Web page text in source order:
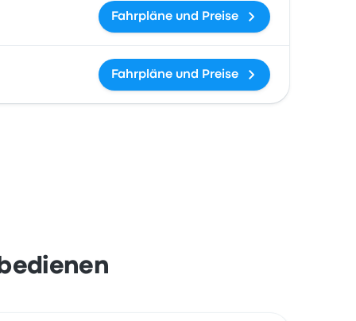
Fahrpläne und Preise
Fahrpläne und Preise